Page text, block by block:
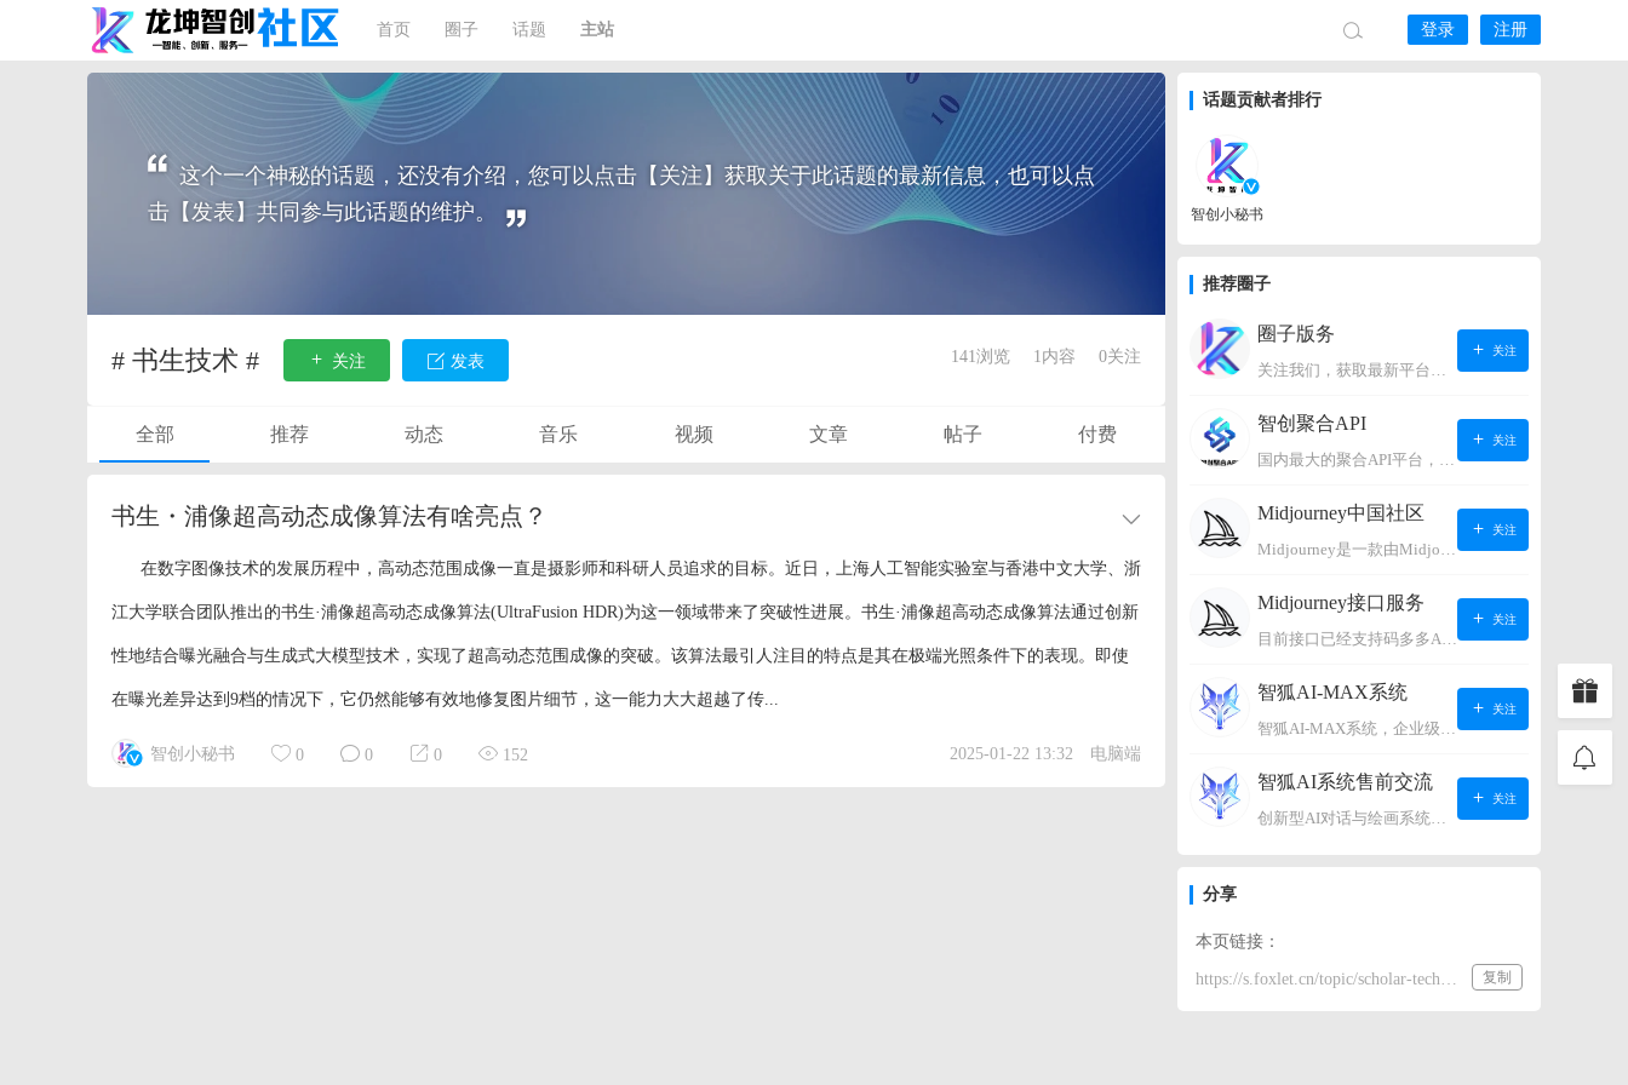
首页 圈子 话题 主站 登录 注册
话题贡献者排行
智创小秘书
推荐圈子
圈子版务
关注我们，获取最新平台动态。
关注
智创聚合API
国内最大的聚合API平台，支持OpenAI、阿里、智谱、360、讯飞、百度等国内外大语言模型。https://s.lconai.com/
关注
Midjourney中国社区
Midjourney是一款由Midjourney有限公司开发的数字艺术工具软件，具有生成虚拟世界的强大能力，可根据用户输入的文字或语音在虚拟世界中生成对应场景，使用户能够探索和创造自己的数字艺术作品。
关注
Midjourney接口服务
目前接口已经支持码多多AI系统、小狐狸AI系统，如需其它接口请联系微信客服：lonconst
关注
智狐AI-MAX系统
智狐AI-MAX系统，企业级AI知识库，可以进行AI对话、AI应用，拥有强大的第三方对接能力。适用企业智能客服、企业智能文档、专家顾问助理等多种企业级商业场景，具有较大的商业使用价值。 如需购买请联系客服微信：lonconst
关注
智狐AI系统售前交流
创新型AI对话与绘画系统（非官方） 如需购买请联系微信客服：lonconst
关注
分享
本页链接：
https://s.foxlet.cn/topic/scholar-technology 复制
这个一个神秘的话题，还没有介绍，您可以点击【关注】获取关于此话题的最新信息，也可以点
击【发表】共同参与此话题的维护。
# 书生技术 # 关注 发表 141浏览 1内容 0关注
全部 推荐 动态 音乐 视频 文章 帖子 付费
书生・浦像超高动态成像算法有啥亮点？
在数字图像技术的发展历程中，高动态范围成像一直是摄影师和科研人员追求的目标。近日，上海人工智能实验室与香港中文大学、浙
江大学联合团队推出的书生·浦像超高动态成像算法(UltraFusion HDR)为这一领域带来了突破性进展。书生·浦像超高动态成像算法通过创新
性地结合曝光融合与生成式大模型技术，实现了超高动态范围成像的突破。该算法最引人注目的特点是其在极端光照条件下的表现。即使
在曝光差异达到9档的情况下，它仍然能够有效地修复图片细节，这一能力大大超越了传...
智创小秘书 0 0 0 152 2025-01-22 13:32 电脑端